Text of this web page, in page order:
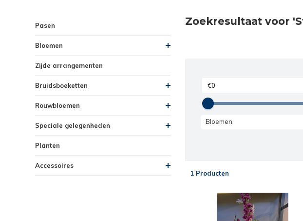
Pasen
Bloemen
Zijde arrangementen
Bruidsboeketten
Rouwbloemen
Speciale gelegenheden
Planten
Accessoires
Zoekresultaat voor
Bloemen
1 Producten